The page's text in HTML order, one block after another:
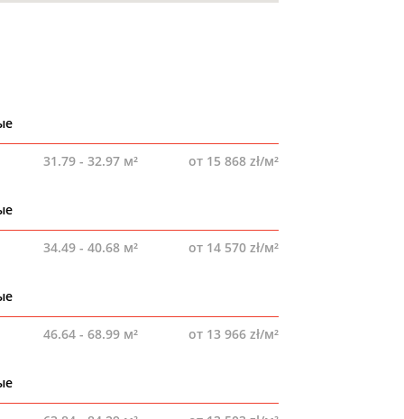
31.79 - 32.97 м² от 15 868 zł/м²
34.49 - 40.68 м² от 14 570 zł/м²
46.64 - 68.99 м² от 13 966 zł/м²